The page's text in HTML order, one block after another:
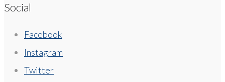
Social
Facebook
Instagram
Twitter